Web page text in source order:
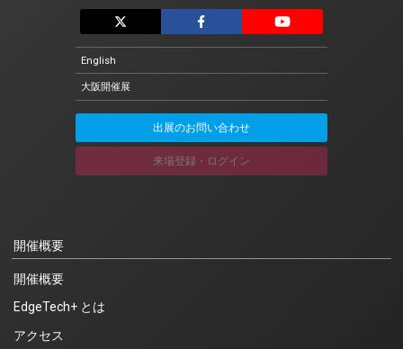
English
大阪開催展
出展のお問い合わせ
来場登録・ログイン
開催概要
開催概要
EdgeTech+ とは
アクセス